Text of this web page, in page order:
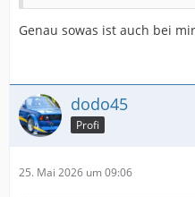
Genau sowas ist auch bei
dodo45
Profi
25. Mai 2026 um 09:06